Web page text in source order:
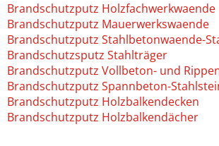
Brandschutzputz Holzfachwerkwaende
Brandschutzputz Mauerwerkswaende
Brandschutzputz Stahlbetonwaende-
Brandschutzsputz Stahlträger
Brandschutzputz Vollbeton- und
Brandschutzputz Spannbeton-
Brandschutzputz Holzbalkendecken
Brandschutzputz Holzbalkendächer